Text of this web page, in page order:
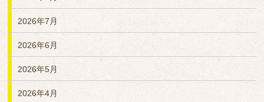
2026年7月
2026年6月
2026年5月
2026年4月